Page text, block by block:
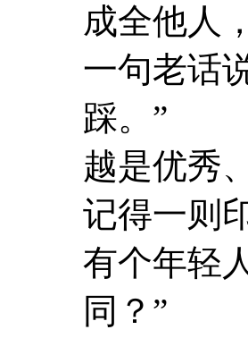
成全他人
一句老话
踩。”
越是优秀
记得一则
有个年轻
同？”